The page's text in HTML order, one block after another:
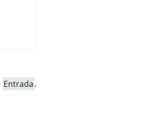
Entrada.